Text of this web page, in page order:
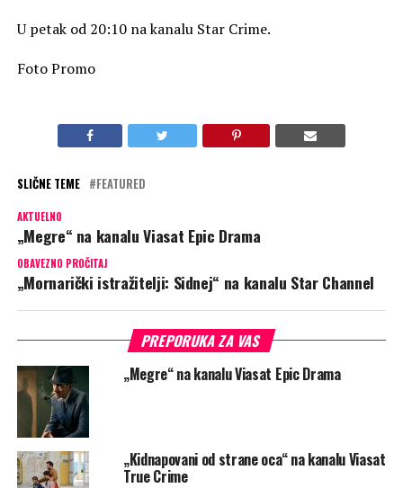
U petak od 20:10 na kanalu Star Crime.
Foto Promo
SLIČNE TEME FEATURED
AKTUELNO
„Megre“ na kanalu Viasat Epic Drama
OBAVEZNO PROČITAJ
„Mornarički istražitelji: Sidnej“ na kanalu Star Channel
PREPORUKA ZA VAS
„Megre“ na kanalu Viasat Epic Drama
„Kidnapovani od strane oca“ na kanalu Viasat
True Crime